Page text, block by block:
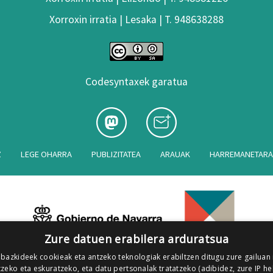
Xorroxin irratia | Lesaka | T. 948638288
Codesyntaxek garatua
LEGE OHARRA PUBLIZITATEA ARAUAK
Zure datuen erabilera arduratsua
cookieak eta antzeko teknologiak erabiltzen ditugu zure
eta eskuratzeko, eta datu pertsonalak tratatzeko (adibidez, zure IP